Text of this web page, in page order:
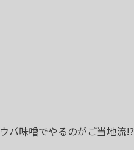
バ味噌でやるのがご当地流!?